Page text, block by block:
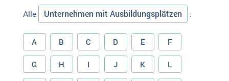
Alle Unternehmen mit Ausbildungsplätzen :
A B C D E F
G H I J K L